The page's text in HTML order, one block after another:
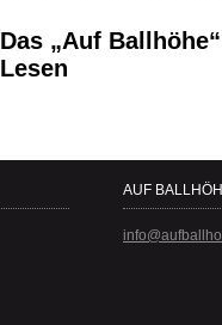
Das „Auf
Lesen
AUF